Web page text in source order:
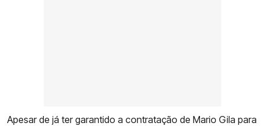
Apesar de já ter garantido a contratação de Mario Gila para